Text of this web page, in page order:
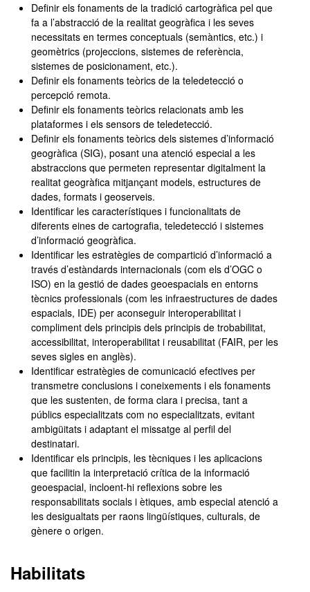
Definir els fonaments de la tradició cartogràfica pel que
fa a l’abstracció de la realitat geogràfica i les seves
necessitats en termes conceptuals (semàntics, etc.) i
geomètrics (projeccions, sistemes de referència,
sistemes de posicionament, etc.).
Definir els fonaments teòrics de la teledetecció o
percepció remota.
Definir els fonaments teòrics relacionats amb les
plataformes i els sensors de teledetecció.
Definir els fonaments teòrics dels sistemes d’informació
geogràfica (SIG), posant una atenció especial a les
abstraccions que permeten representar digitalment la
realitat geogràfica mitjançant models, estructures de
dades, formats i geoserveis.
Identificar les característiques i funcionalitats de
diferents eines de cartografia, teledetecció i sistemes
d’informació geogràfica.
Identificar les estratègies de compartició d’informació a
través d’estàndards internacionals (com els d’OGC o
ISO) en la gestió de dades geoespacials en entorns
tècnics professionals (com les infraestructures de dades
espacials, IDE) per aconseguir interoperabilitat i
compliment dels principis dels principis de trobabilitat,
accessibilitat, interoperabilitat i reusabilitat (FAIR, per les
seves sigles en anglès).
Identificar estratègies de comunicació efectives per
transmetre conclusions i coneixements i els fonaments
que les sustenten, de forma clara i precisa, tant a
públics especialitzats com no especialitzats, evitant
ambigüitats i adaptant el missatge al perfil del
destinatari.
Identificar els principis, les tècniques i les aplicacions
que facilitin la interpretació crítica de la informació
geoespacial, incloent-hi reflexions sobre les
responsabilitats socials i ètiques, amb especial atenció a
les desigualtats per raons lingüístiques, culturals, de
gènere o origen.
Habilitats